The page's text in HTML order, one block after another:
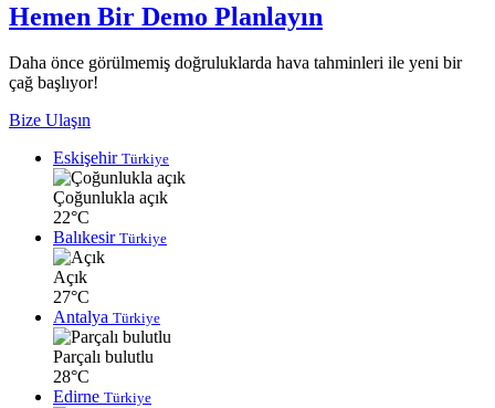
Hemen Bir Demo Planlayın
Daha önce görülmemiş doğruluklarda hava tahminleri ile yeni bir
çağ başlıyor!
Bize Ulaşın
Eskişehir Türkiye
Çoğunlukla açık
22°C
Balıkesir Türkiye
Açık
27°C
Antalya Türkiye
Parçalı bulutlu
28°C
Edirne Türkiye